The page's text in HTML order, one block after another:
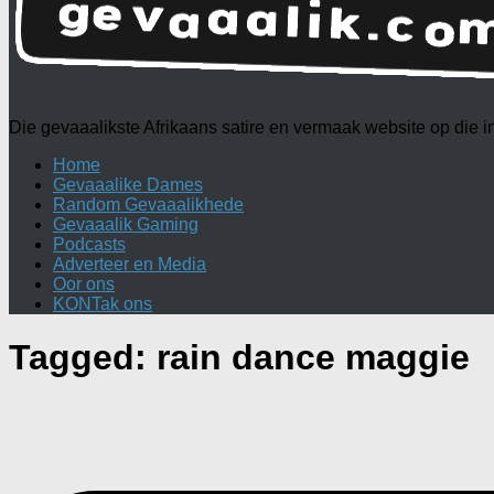
Die gevaaalikste Afrikaans satire en vermaak website op die
Home
Gevaaalike Dames
Random Gevaaalikhede
Gevaaalik Gaming
Podcasts
Adverteer en Media
Oor ons
KONTak ons
Tagged: rain dance maggie